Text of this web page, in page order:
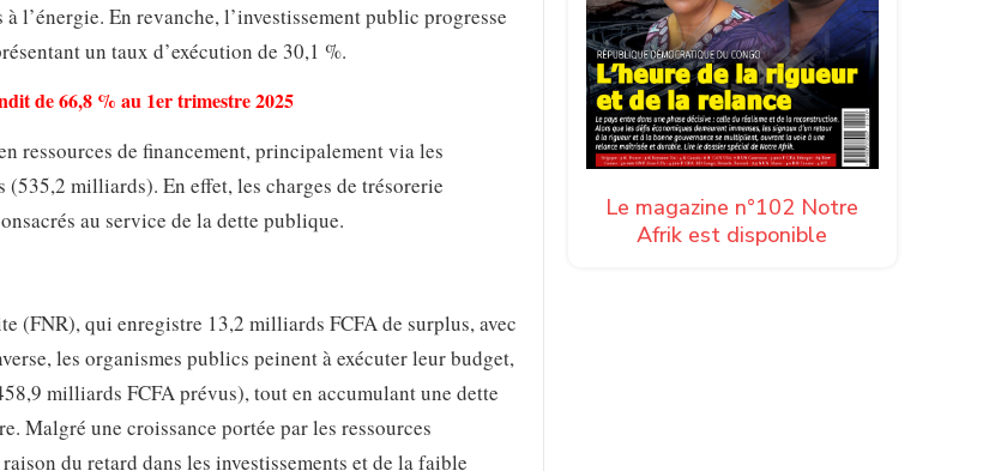
l’énergie. En revanche, l’investissement public progresse
un taux d’exécution de 30,1 %.
de 66,8 % au 1er trimestre 2025
ressources de financement, principalement via les
milliards). En effet, les charges de trésorerie
au service de la dette publique.
(FNR), qui enregistre 13,2 milliards FCFA de surplus, avec
les organismes publics peinent à exécuter leur budget,
milliards FCFA prévus), tout en accumulant une dette
Malgré une croissance portée par les ressources
du retard dans les investissements et de la faible
Le magazine n°102 Notre
Afrik est disponible